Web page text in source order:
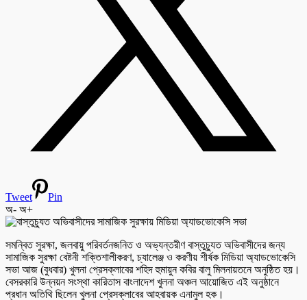
Tweet
Pin
অ- অ+
সমন্বিত সুরক্ষা, জলবায়ু পরিবর্তনজনিত ও অভ্যন্তরীণ বাস্তুচ্যুত অভিবাসীদের জন্য
সামাজিক সুরক্ষা বেষ্টনী শক্তিশালীকরণ, চ্যালেঞ্জ ও করণীয় শীর্ষক মিডিয়া অ্যাডভোকেসি
সভা আজ (বুধবার) খুলনা প্রেসক্লাবের শহিদ হুমায়ুন কবির বালু মিলনায়তনে অনুষ্ঠিত হয়।
বেসরকারি উন্নয়ন সংস্থা কারিতাস বাংলাদেশ খুলনা অঞ্চল আয়োজিত এই অনুষ্ঠানে
প্রধান অতিথি ছিলেন খুলনা প্রেসক্লাবের আহবায়ক এনামুল হক।